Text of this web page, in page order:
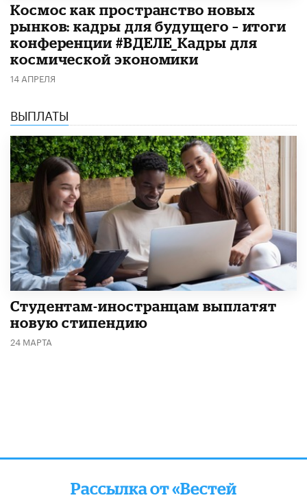
Космос как пространство новых
рынков: кадры для будущего – итоги
конференции #ВДЕЛЕ_Кадры для
космической экономики
14 АПРЕЛЯ
ВЫПЛАТЫ
Студентам-иностранцам выплатят
новую стипендию
24 МАРТА
Рассылка от «Вестей